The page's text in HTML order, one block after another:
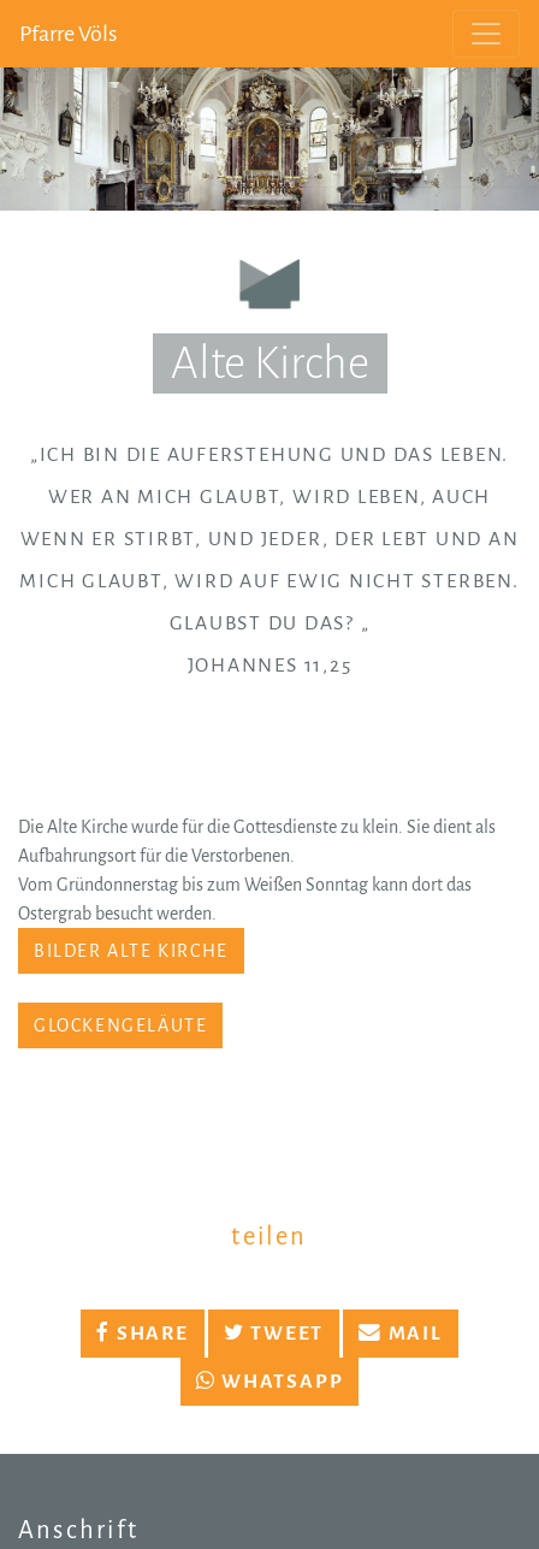
Pfarre Völs
Alte Kirche
„ICH BIN DIE AUFERSTEHUNG UND DAS LEBEN.
WER AN MICH GLAUBT, WIRD LEBEN, AUCH
WENN ER STIRBT, UND JEDER, DER LEBT UND AN
MICH GLAUBT, WIRD AUF EWIG NICHT STERBEN.
GLAUBST DU DAS? „
JOHANNES 11,25
Die Alte Kirche wurde für die Gottesdienste zu klein. Sie dient als
Aufbahrungsort für die Verstorbenen.
Vom Gründonnerstag bis zum Weißen Sonntag kann dort das
Ostergrab besucht werden.
BILDER ALTE KIRCHE
GLOCKENGELÄUTE
teilen
SHARE TWEET MAIL
WHATSAPP
Anschrift